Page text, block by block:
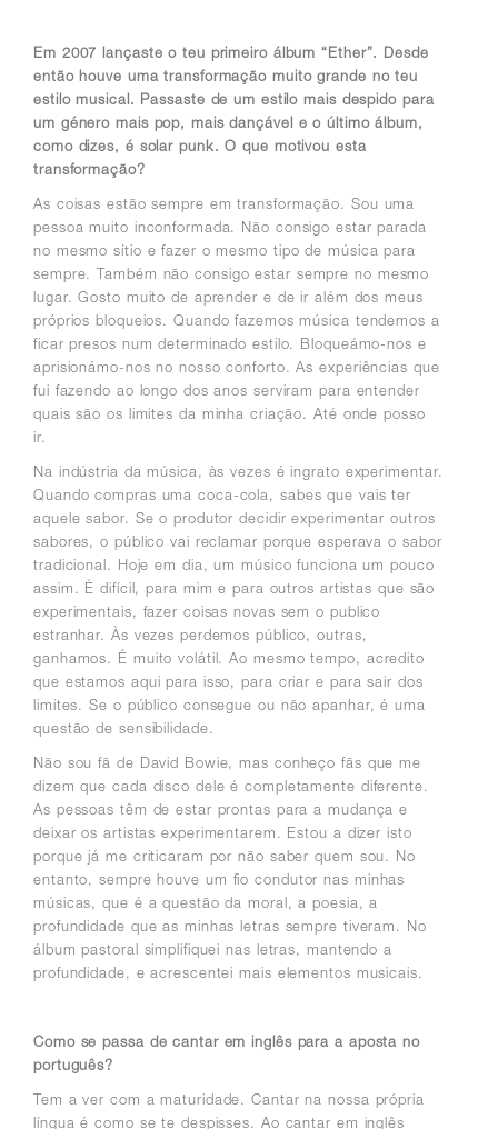
Em 2007 lançaste o teu primeiro álbum “Ether”. Desde
então houve uma transformação muito grande no teu
estilo musical. Passaste de um estilo mais despido para
um género mais pop, mais dançável e o último álbum,
como dizes, é solar punk. O que motivou esta
transformação?
As coisas estão sempre em transformação. Sou uma
pessoa muito inconformada. Não consigo estar parada
no mesmo sítio e fazer o mesmo tipo de música para
sempre. Também não consigo estar sempre no mesmo
lugar. Gosto muito de aprender e de ir além dos meus
próprios bloqueios. Quando fazemos música tendemos a
ficar presos num determinado estilo. Bloqueámo-nos e
aprisionámo-nos no nosso conforto. As experiências que
fui fazendo ao longo dos anos serviram para entender
quais são os limites da minha criação. Até onde posso
ir.
Na indústria da música, às vezes é ingrato experimentar.
Quando compras uma coca-cola, sabes que vais ter
aquele sabor. Se o produtor decidir experimentar outros
sabores, o público vai reclamar porque esperava o sabor
tradicional. Hoje em dia, um músico funciona um pouco
assim. É difícil, para mim e para outros artistas que são
experimentais, fazer coisas novas sem o publico
estranhar. Às vezes perdemos público, outras,
ganhamos. É muito volátil. Ao mesmo tempo, acredito
que estamos aqui para isso, para criar e para sair dos
limites. Se o público consegue ou não apanhar, é uma
questão de sensibilidade.
Não sou fã de David Bowie, mas conheço fãs que me
dizem que cada disco dele é completamente diferente.
As pessoas têm de estar prontas para a mudança e
deixar os artistas experimentarem. Estou a dizer isto
porque já me criticaram por não saber quem sou. No
entanto, sempre houve um fio condutor nas minhas
músicas, que é a questão da moral, a poesia, a
profundidade que as minhas letras sempre tiveram. No
álbum pastoral simplifiquei nas letras, mantendo a
profundidade, e acrescentei mais elementos musicais.
Como se passa de cantar em inglês para a aposta no
português?
Tem a ver com a maturidade. Cantar na nossa própria
língua é como se te despisses. Ao cantar em inglês